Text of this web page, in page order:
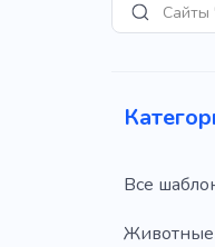
ПоискСайты
Все
Животные